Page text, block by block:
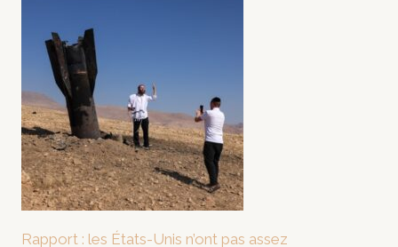
Rapport : les États-Unis n’ont pas assez